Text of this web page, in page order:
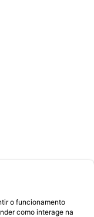
o funcionamento
como interage na